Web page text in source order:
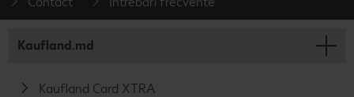
Kaufland.md
Kaufland Card XTRA